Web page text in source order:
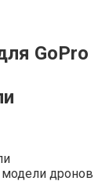
GoPro
дронов